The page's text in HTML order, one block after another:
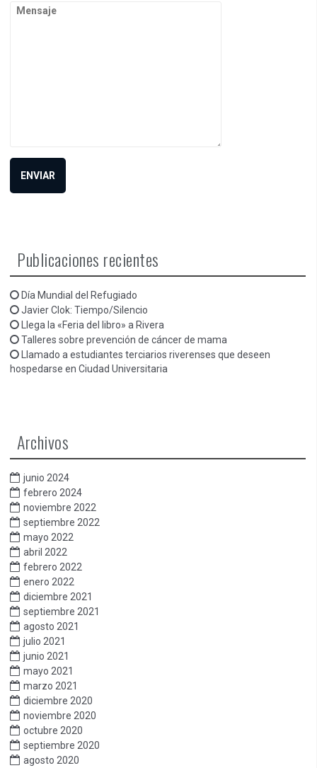
Publicaciones recientes
Día Mundial del Refugiado
Javier Clok: Tiempo/Silencio
Llega la «Feria del libro» a Rivera
Talleres sobre prevención de cáncer de mama
Llamado a estudiantes terciarios riverenses que deseen
hospedarse en Ciudad Universitaria
Archivos
junio 2024
febrero 2024
noviembre 2022
septiembre 2022
mayo 2022
abril 2022
febrero 2022
enero 2022
diciembre 2021
septiembre 2021
agosto 2021
julio 2021
junio 2021
mayo 2021
marzo 2021
diciembre 2020
noviembre 2020
octubre 2020
septiembre 2020
agosto 2020